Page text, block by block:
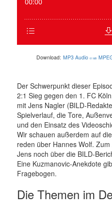
Download: MP3 Audio 61 MB
Der Schwerpunkt dieser
2:1 Sieg gegen den 1. FC
mit Jens Nagler (BILD-
Spielverlauf, die Tore,
und den Einsatz des
Wir schauen außerdem auf
reden über Hannes Wolf.
Jens noch über die BILD-
Eine Kuzmanovic-Anekdote
Fragebogen.
Die Themen im